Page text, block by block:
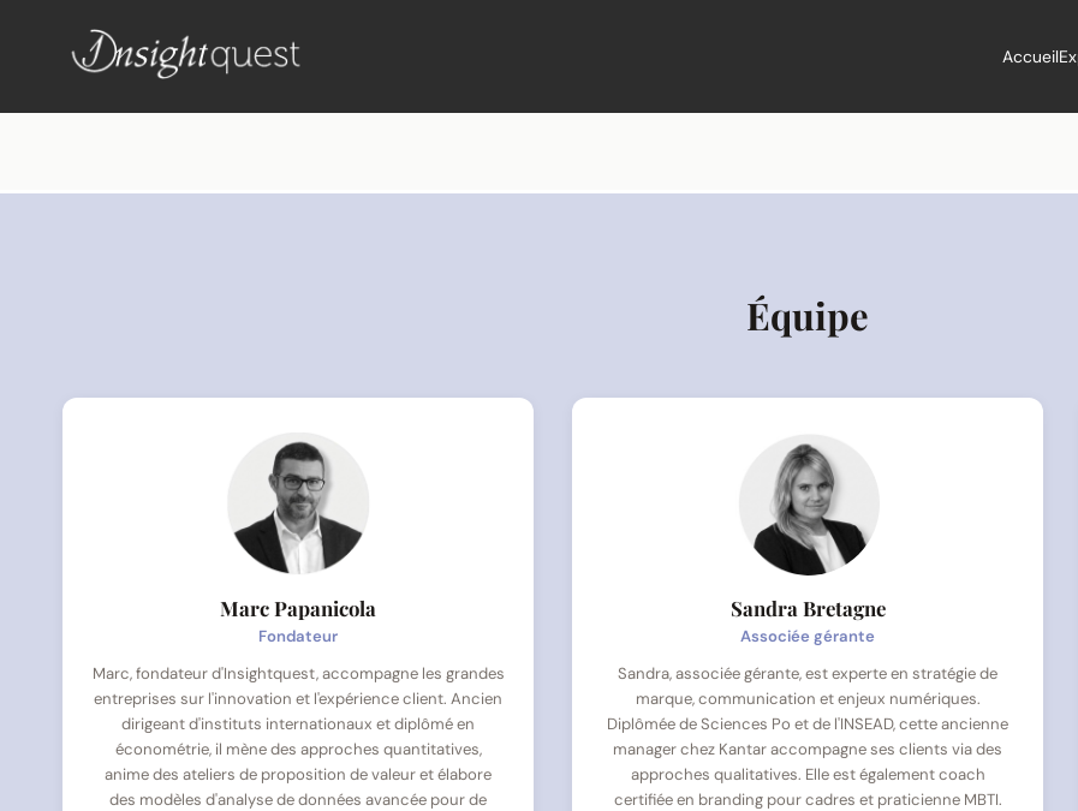
Accueil
Équipe
Marc Papanicola
Fondateur
Marc, fondateur d'Insightquest, accompagne les grandes
entreprises sur l'innovation et l'expérience client. Ancien
dirigeant d'instituts internationaux et diplômé en
économétrie, il mène des approches quantitatives,
anime des ateliers de proposition de valeur et élabore
des modèles d'analyse de données avancée pour de
Sandra Bretagne
Associée gérante
Sandra, associée gérante, est experte en stratégie de
marque, communication et enjeux numériques.
Diplômée de Sciences Po et de l'INSEAD, cette ancienne
manager chez Kantar accompagne ses clients via des
approches qualitatives. Elle est également coach
certifiée en branding pour cadres et praticienne MBTI.